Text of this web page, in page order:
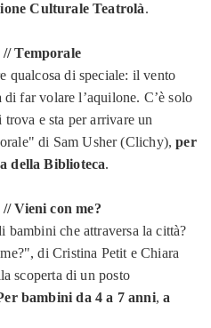
Culturale Teatrolà.
Temporale
qualcosa di speciale: il vento
far volare l’aquilone. C’è solo
e sta per arrivare un
di Sam Usher (Clichy),per
della Biblioteca.
Vieni con me?
bambini che attraversa la città?
di Cristina Petit e Chiara
scoperta di un posto
bambini da 4 a 7 anni,a